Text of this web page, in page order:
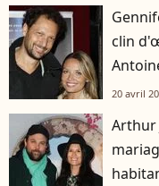
clin
20 avril
Arthur